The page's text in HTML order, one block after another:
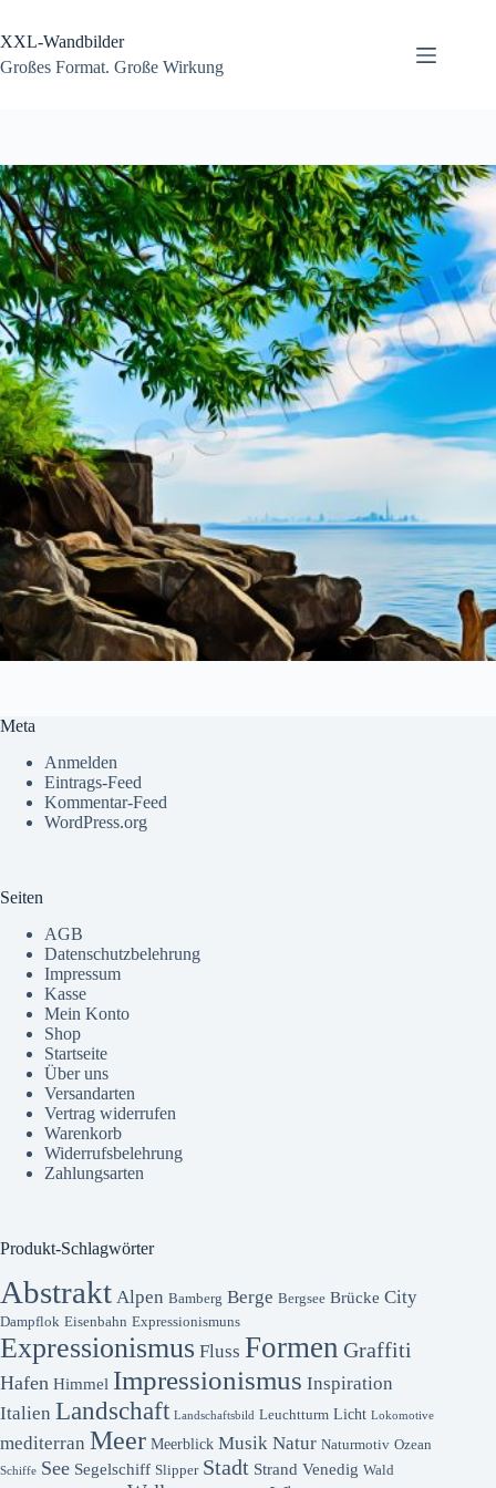
springen
XXL-Wandbilder
Großes Format. Große Wirkung
Meta
Anmelden
Eintrags-Feed
Kommentar-Feed
WordPress.org
Seiten
AGB
Datenschutzbelehrung
Impressum
Kasse
Mein Konto
Shop
Startseite
Über uns
Versandarten
Vertrag widerrufen
Warenkorb
Widerrufsbelehrung
Zahlungsarten
Produkt-Schlagwörter
Abstrakt Alpen Bamberg Berge Bergsee Brücke City
Dampflok Eisenbahn Expressionismuns
Expressionismus Fluss Formen Graffiti
Hafen Himmel Impressionismus Inspiration
Italien Landschaft Landschaftsbild Leuchtturm Licht Lokomotive
mediterran Meer Meerblick Musik Natur Naturmotiv Ozean
Schiffe See Segelschiff Slipper Stadt Strand Venedig Wald